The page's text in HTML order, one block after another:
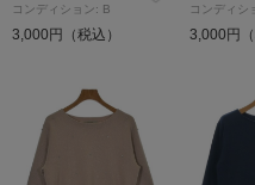
コンディション: B
3,000円（税込）
コンディシ
3,000円（